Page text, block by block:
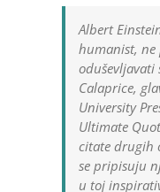
Albert
humanist,
oduševljavati
Calaprice,
University
Ultimate
citate drugih
se pripisuju
u toj